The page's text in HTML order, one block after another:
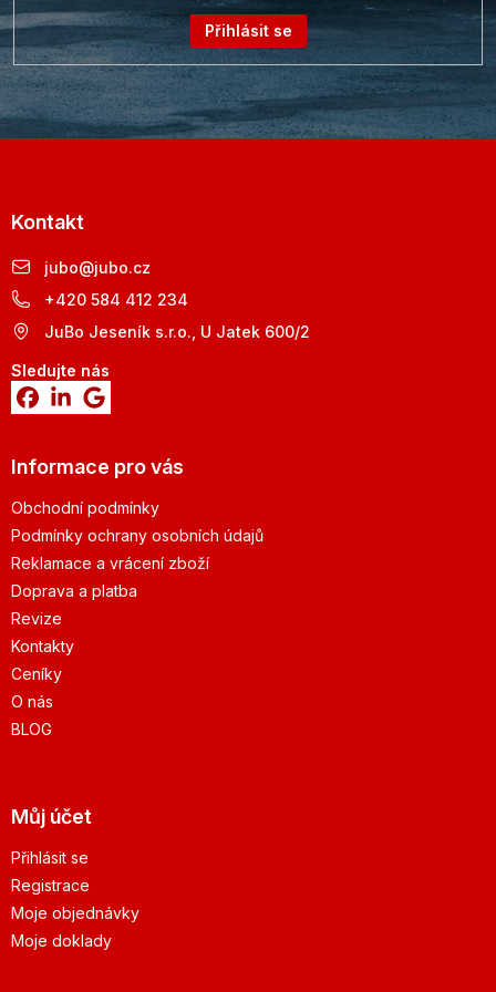
Přihlásit se
Kontakt
jubo@jubo.cz
+420 584 412 234
JuBo Jeseník s.r.o., U Jatek 600/2
Sledujte nás
Informace pro vás
Obchodní podmínky
Podmínky ochrany osobních údajů
Reklamace a vrácení zboží
Doprava a platba
Revize
Kontakty
Ceníky
O nás
BLOG
Můj účet
Přihlásit se
Registrace
Moje objednávky
Moje doklady